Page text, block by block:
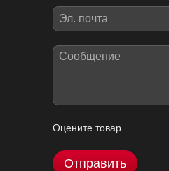
Оцените товар
Отправить